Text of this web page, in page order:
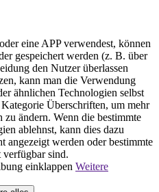
eine APP verwendest, können
gespeichert werden (z. B. über
den Nutzer überlassen
kann man die Verwendung
ähnlichen Technologien selbst
Überschriften, um mehr
ändern. Wenn die bestimmte
ablehnst, kann dies dazu
angezeigt werden oder bestimmte
verfügbar sind.
einklappen Weitere